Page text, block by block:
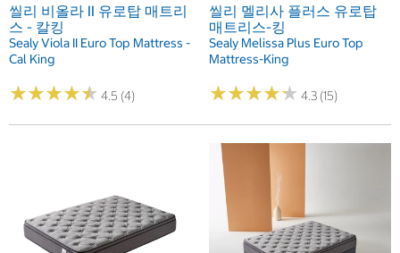
씰리 비올라 II 유로탑 매트리
스 - 칼킹
Sealy Viola II Euro Top Mattress -
Cal King
★★★★★
★★★★★ 4.5 (4)
씰리 멜리사 플러스 유로탑
매트리스-킹
Sealy Melissa Plus Euro Top
Mattress-King
★★★★★
★★★★★ 4.3 (15)